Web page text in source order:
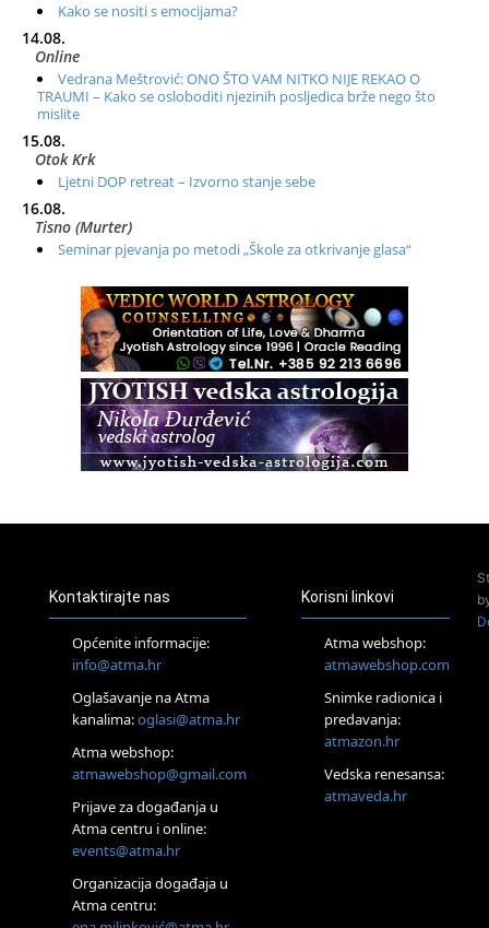
Kako se nositi s emocijama?
14.08.
Online
Vedrana Meštrović: ONO ŠTO VAM NITKO NIJE REKAO O
TRAUMI – Kako se osloboditi njezinih posljedica brže nego što
mislite
15.08.
Otok Krk
Ljetni DOP retreat – Izvorno stanje sebe
16.08.
Tisno (Murter)
Seminar pjevanja po metodi „Škole za otkrivanje glasa“
Radionica: Pomagači iz drugih dimenzija Online – otvoreno za
Zagreb+Online
Osnovni ThetaHealing® tečaj, Zagreb i Online
Access BARS®, otpusti stres
Pjesma srca / Zagreb
Tečaj Višeg Vodstva, razvijanja intuicije i Akaša zapisa
Online
Postanite Nositelj Vibracije Nove Zemlje
Visoko
Alemka Dauskardt – Jednodnevna radionica sistemskih
konstelacija
Zagreb
HOD PO ŽERAVICI – Seminar koji mijenja tijelo, duh i um
SoulFest – Festival glazbe, mudrosti i zajedništva
Kontaktirajte nas
Općenite informacije:
info@atma.hr
Oglašavanje na Atma
kanalima:oglasi@atma.hr
Atma webshop:
atmawebshop@gmail.com
Prijave za događanja u
Atma centru i online:
events@atma.hr
Organizacija događaja u
Atma centru:
Korisni linkovi
Atma webshop:
atmawebshop.com
Snimke radionica i
predavanja:
atmazon.hr
Vedska renesansa:
atmaveda.hr